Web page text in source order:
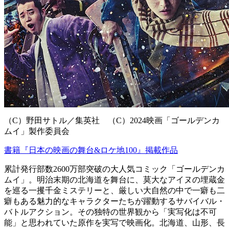
（C）野田サトル／集英社 （C）2024映画「ゴールデンカ
ムイ」製作委員会
書籍『日本の映画の舞台&ロケ地100』掲載作品
累計発行部数2600万部突破の大人気コミック「ゴールデンカ
ムイ」。明治末期の北海道を舞台に、莫大なアイヌの埋蔵金
を巡る一攫千金ミステリーと、厳しい大自然の中で一癖も二
癖もある魅力的なキャラクターたちが躍動するサバイバル・
バトルアクション。その独特の世界観から「実写化は不可
能」と思われていた原作を実写で映画化。北海道、山形、長